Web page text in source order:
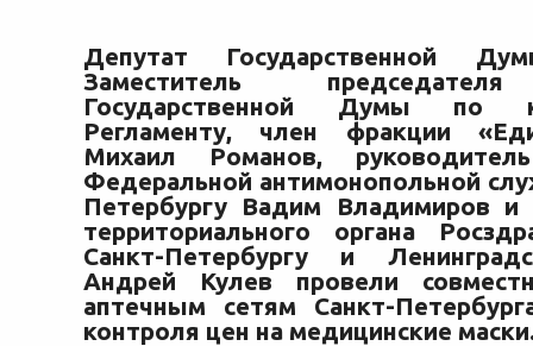
Депутат Государственной
Заместитель
Государственной Думы по
Регламенту, член фракции
Михаил Романов,
Федеральной антимонопольной
Петербургу Вадим Владимиров и
территориального органа
Санкт-Петербургу и
Андрей Кулев провели
аптечным сетям Санкт-
контроля цен на медицинские